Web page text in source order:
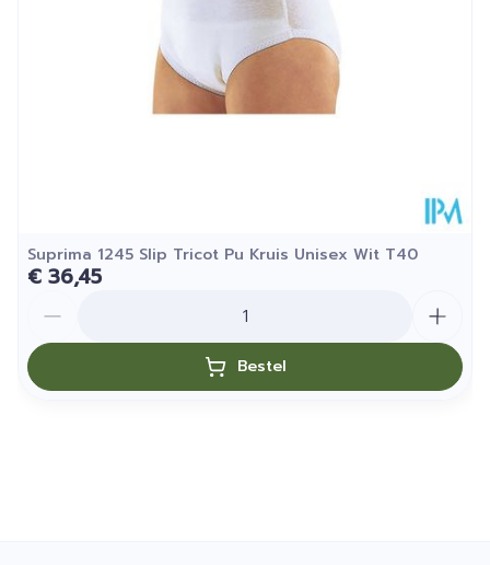
Kamertemperatuur (15°C -
25°C)
Suprima 1245 Slip Tricot Pu Kruis Unisex Wit T40
€ 36,45
Bestel